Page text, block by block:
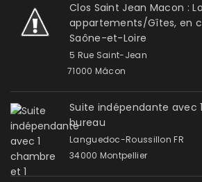
Clos Saint Jean Macon :
appartements/Gîtes, en
Saône-et-Loire
5 Rue Saint-Jean
71000 Mâcon
Suite indépendante avec
bureau
Languedoc-Roussillon FR
34000 Montpellier